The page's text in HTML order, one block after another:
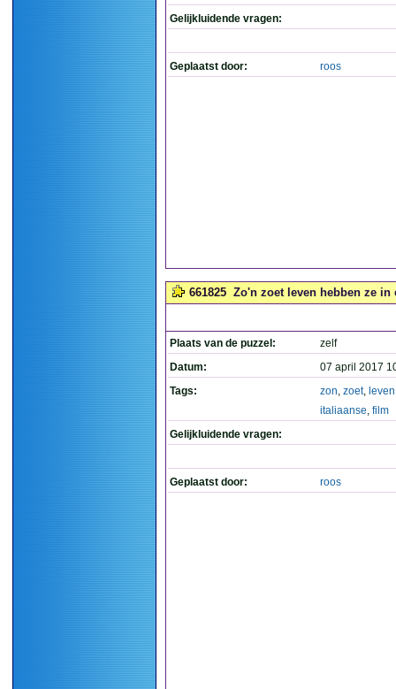
Gelijkluidende vragen:
Geplaatst door: roos
661825 Zo'n zoet leven hebben ze in
Plaats van de puzzel:
zelf
Datum:
07 april 2017
Tags:
zon, zoet, leven
italiaanse, film
Gelijkluidende vragen:
Geplaatst door: roos